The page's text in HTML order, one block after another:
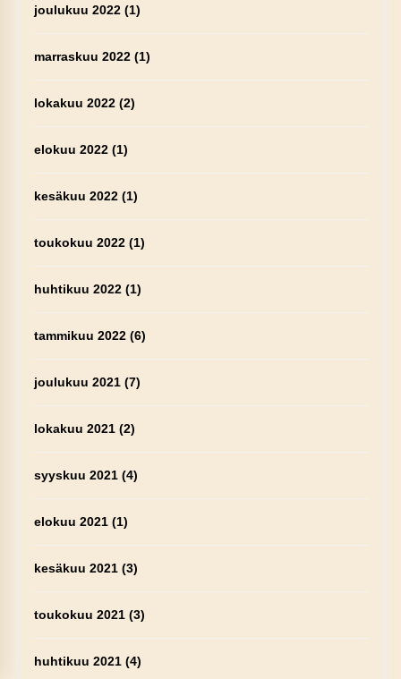
joulukuu 2022(1)
marraskuu 2022(1)
lokakuu 2022(2)
elokuu 2022(1)
kesäkuu 2022(1)
toukokuu 2022(1)
huhtikuu 2022(1)
tammikuu 2022(6)
joulukuu 2021(7)
lokakuu 2021(2)
syyskuu 2021(4)
elokuu 2021(1)
kesäkuu 2021(3)
toukokuu 2021(3)
huhtikuu 2021(4)